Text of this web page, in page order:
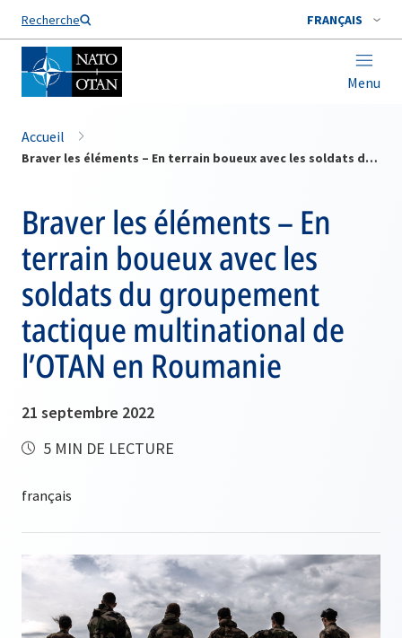
Recherche FRANÇAIS
Menu
Nom de famille*
Accueil
Braver les éléments – En terrain boueux avec les soldats du groupement tactique multinational de l’OTAN en Roumanie
Braver les éléments – En
terrain boueux avec les
soldats du groupement
tactique multinational de
l’OTAN en Roumanie
21 septembre 2022
5 MIN DE LECTURE